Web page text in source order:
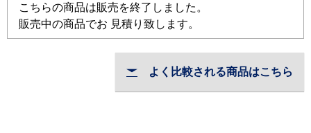
こちらの商品は販売を終了しました。
販売中の商品でお 見積り致します。
よく比較される商品はこちら